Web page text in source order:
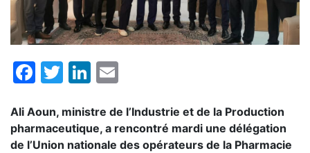
Facebook
TwitterLinkedIn
Ali Aoun, ministre de l’Industrie et de la Production
pharmaceutique, a rencontré mardi une délégation
de l’Union nationale des opérateurs de la Pharmacie